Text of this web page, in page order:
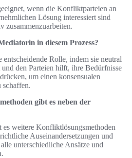
wenn die Konfliktparteien an
Lösung interessiert sind
zusammenzuarbeiten.
in diesem Prozess?
Rolle, indem sie neutral
den Parteien hilft, ihre Bedürfnisse
um einen konsensualen
schaffen.
gibt es neben der
weitere Konfliktlösungsmethoden
Auseinandersetzungen und
unterschiedliche Ansätze und